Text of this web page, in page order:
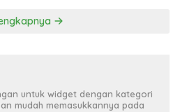
untuk widget dengan kategori
mudah memasukkannya pada